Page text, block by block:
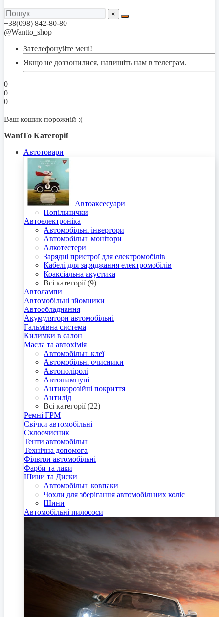
×
+38(098) 842-80-80
@Wantto_shop
Зателефонуйте мені!
Якщо не дозвонилися, напишіть нам в телеграм.
0
0
0
Ваш кошик порожній :(
WantTo Категорії
Автотовари
Автоаксесуари
Попільнички
Автоелектроніка
Автомобільні інвертори
Автомобільні монітори
Алкотестери
Зарядні пристрої для електромобілів
Кабелі для заряджання електромобілів
Коаксіальна акустика
Всі категорії (9)
Автолампи
Автомобільні зйомники
Автообладнання
Акумулятори автомобільні
Гальмівна система
Килимки в салон
Масла та автохімія
Автомобільні клеї
Автомобільні очисники
Автополіролі
Автошампуні
Антикорозійні покриття
Антилід
Всі категорії (22)
Ремні ГРМ
Свічки автомобільні
Склоочисник
Тенти автомобільні
Технічна допомога
Фільтри автомобільні
Фарби та лаки
Шини та Диски
Автомобільні ковпаки
Чохли для зберігання автомобільних коліс
Шини
Автомобільні пилососи